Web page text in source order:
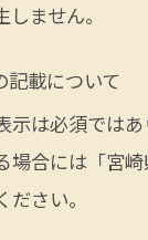
ません。
記載について
示は必須では
場合には「宮
さい。